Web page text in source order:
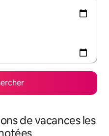
de vacances les